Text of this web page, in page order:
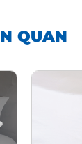
QUAN